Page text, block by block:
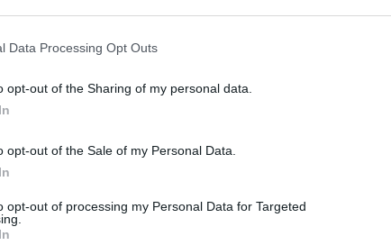
Data Processing Opt Outs
opt-out of the Sharing of my personal data.
opt-out of the Sale of my Personal Data.
opt-out of processing my Personal Data for Targeted
a Decemberi Forradalom utca 13., a
Márton Áron utca 1. számok alatti
a pénz.
a Gál Sándor utca 2–4. szám alatti
jóvá támogatást.
pályázati csomagban a Szabadság
a Müller László utca 2 A-C, a